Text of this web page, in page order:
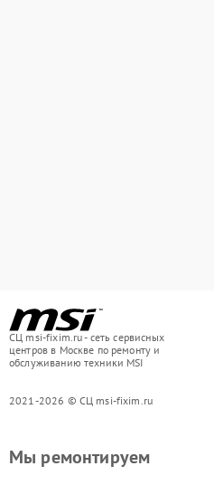
СЦ msi-fixim.ru - сеть сервисных
центров в Москве по ремонту и
обслуживанию техники MSI
2021-2026 © СЦ msi-fixim.ru
Мы ремонтируем